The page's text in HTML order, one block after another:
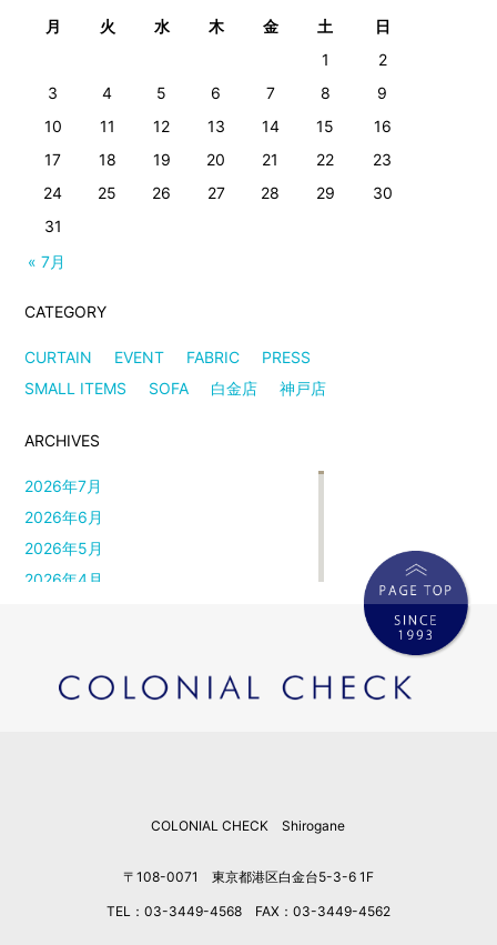
月
火 水 木 金 土 日
« 7月
1
2
3
4 5 6 7 8
9
10
11 12 13 14 15
16
17
18 19 20 21 22
23
24
25 26 27 28 29
30
31
CATEGORY
CURTAIN EVENT FABRIC
PRESS
SMALL ITEMS
SOFA 白金店 神戸店
ARCHIVES
2026年7月
2026年6月
2026年5月
2026年4月
2026年1月
2025年12月
COLONIAL CHECK Shirogane
〒108-0071 東京都港区白金台5-3-6 1F
TEL：03-3449-4568 FAX：03-3449-4562